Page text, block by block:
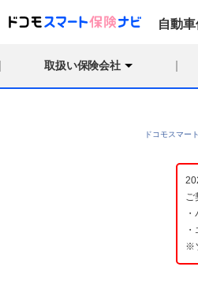
自動
取扱い保険会社
ドコモスマー
ご
※